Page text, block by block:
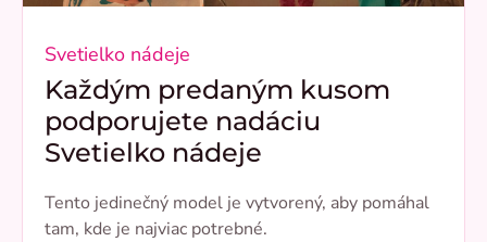
Svetielko nádeje
Každým predaným kusom
podporujete nadáciu
Svetielko nádeje
Tento jedinečný model je vytvorený, aby pomáhal
tam, kde je najviac potrebné.